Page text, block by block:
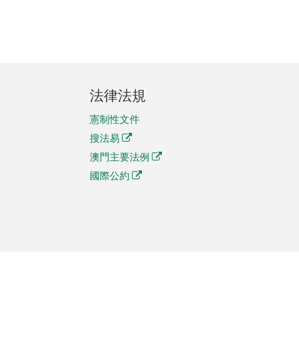
法律法規
憲制性文件
搜法易
澳門主要法例
國際公約